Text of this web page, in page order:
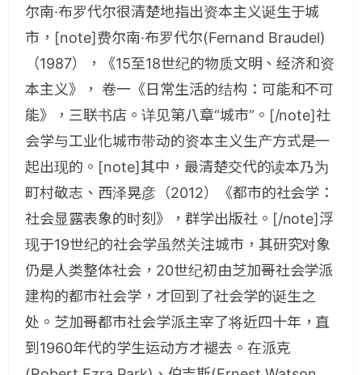
尔南·布罗代尔很清楚地指出资本主义诞生于城
市，[note]费尔南·布罗代尔(Fernand Braudel)
（1987），《15至18世纪的物质文明、经济和资
本主义》， 卷一《日常生活的结构：可能和不可
能》，三联书店。详见第八章“城市”。[/note]社
会学与工业化城市带动的资本主义生产方式是一
起出现的。[note]其中，最清楚交代的读本乃为
町村敬志、西泽晃彦（2012）《都市的社会学：
社会显露表象的时刻》，群学出版社。[/note]浮
现于19世纪的社会学虽然关注城市，其研究对象
仍是人类整体社会，20世纪初由芝加哥社会学派
建构的都市社会学，才回到了社会学的诞生之
处。芝加哥都市社会学派主宰了将近四十年，直
到1960年代的学生运动方才褪去。在派克